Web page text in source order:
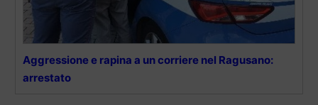
Aggressione e rapina a un corriere nel Ragusano:
arrestato